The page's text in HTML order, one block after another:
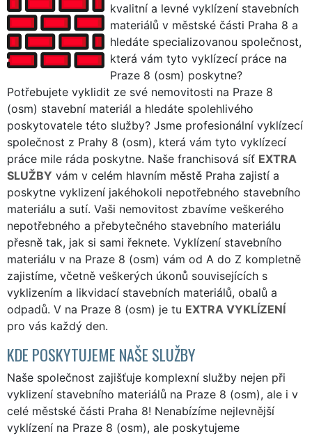
kvalitní a levné vyklízení stavebních
materiálů v městské části Praha 8 a
hledáte specializovanou společnost,
která vám tyto vyklízecí práce na
Praze 8 (osm) poskytne?
Potřebujete vyklidit ze své nemovitosti na Praze 8
(osm) stavební materiál a hledáte spolehlivého
poskytovatele této služby? Jsme profesionální vyklízecí
společnost z Prahy 8 (osm), která vám tyto vyklízecí
práce mile ráda poskytne. Naše franchisová síť EXTRA
SLUŽBY vám v celém hlavním městě Praha zajistí a
poskytne vyklizení jakéhokoli nepotřebného stavebního
materiálu a sutí. Vaši nemovitost zbavíme veškerého
nepotřebného a přebytečného stavebního materiálu
přesně tak, jak si sami řeknete. Vyklízení stavebního
materiálu v na Praze 8 (osm) vám od A do Z kompletně
zajistíme, včetně veškerých úkonů souvisejících s
vyklizením a likvidací stavebních materiálů, obalů a
odpadů. V na Praze 8 (osm) je tu EXTRA VYKLÍZENÍ
pro vás každý den.
KDE POSKYTUJEME NAŠE SLUŽBY
Naše společnost zajišťuje komplexní služby nejen při
vyklizení stavebního materiálů na Praze 8 (osm), ale i v
celé městské části Praha 8! Nenabízíme nejlevnější
vyklízení na Praze 8 (osm), ale poskytujeme